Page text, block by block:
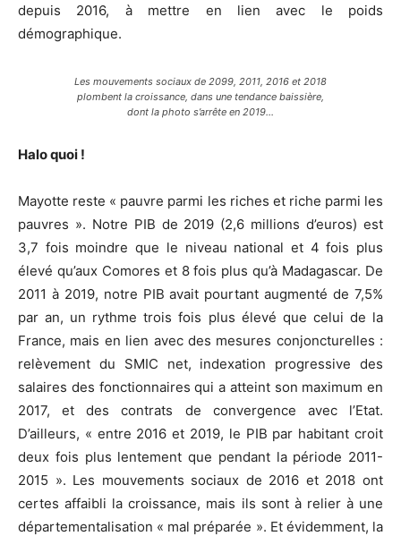
depuis 2016, à mettre en lien avec le poids
démographique.
Les mouvements sociaux de 2099, 2011, 2016 et 2018
plombent la croissance, dans une tendance baissière,
dont la photo s’arrête en 2019…
Halo quoi !
Mayotte reste « pauvre parmi les riches et riche parmi les
pauvres ». Notre PIB de 2019 (2,6 millions d’euros) est
3,7 fois moindre que le niveau national et 4 fois plus
élevé qu’aux Comores et 8 fois plus qu’à Madagascar. De
2011 à 2019, notre PIB avait pourtant augmenté de 7,5%
par an, un rythme trois fois plus élevé que celui de la
France, mais en lien avec des mesures conjoncturelles :
relèvement du SMIC net, indexation progressive des
salaires des fonctionnaires qui a atteint son maximum en
2017, et des contrats de convergence avec l’Etat.
D’ailleurs, « entre 2016 et 2019, le PIB par habitant croit
deux fois plus lentement que pendant la période 2011-
2015 ». Les mouvements sociaux de 2016 et 2018 ont
certes affaibli la croissance, mais ils sont à relier à une
départementalisation « mal préparée ». Et évidemment, la